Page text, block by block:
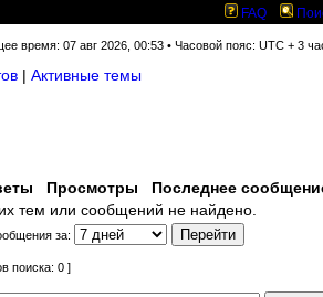
FAQ
время: 07 авг 2026, 00:53 • Часовой пояс: UTC + 3
| Активные темы
Просмотры
Последнее
тем или сообщений не найдено.
за:
поиска: 0 ]